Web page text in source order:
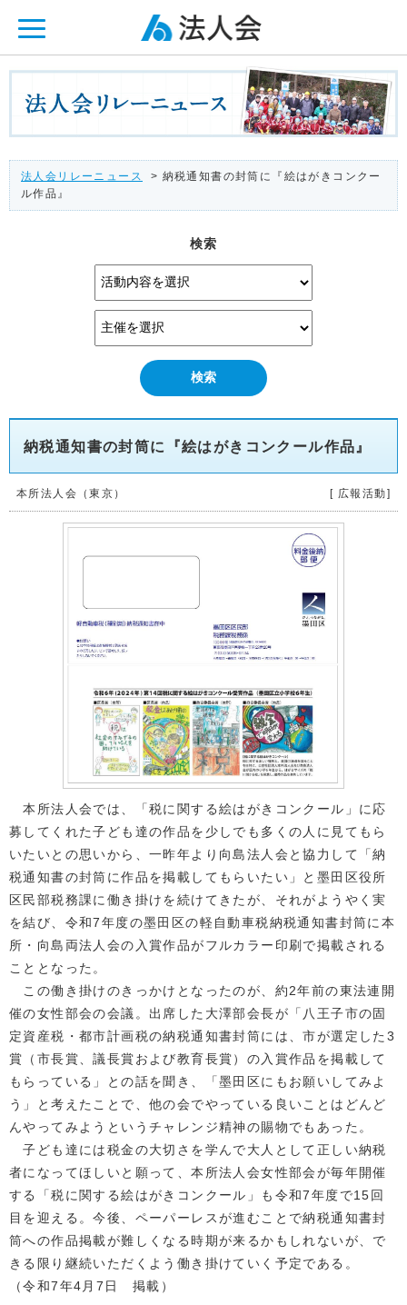
法人会リレーニュース
> 納税通知書の封筒に『絵はがきコンクー
ル作品』
検索
納税通知書の封筒に『絵はがきコンクール作品』
本所法人会（東京） [ 広報活動]
本所法人会では、「税に関する絵はがきコンクール」に応
募してくれた子ども達の作品を少しでも多くの人に見てもら
いたいとの思いから、一昨年より向島法人会と協力して「納
税通知書の封筒に作品を掲載してもらいたい」と墨田区役所
区民部税務課に働き掛けを続けてきたが、それがようやく実
を結び、令和7年度の墨田区の軽自動車税納税通知書封筒に本
所・向島両法人会の入賞作品がフルカラー印刷で掲載される
こととなった。
この働き掛けのきっかけとなったのが、約2年前の東法連開
催の女性部会の会議。出席した大澤部会長が「八王子市の固
定資産税・都市計画税の納税通知書封筒には、市が選定した3
賞（市長賞、議長賞および教育長賞）の入賞作品を掲載して
もらっている」との話を聞き、「墨田区にもお願いしてみよ
う」と考えたことで、他の会でやっている良いことはどんど
んやってみようというチャレンジ精神の賜物でもあった。
子ども達には税金の大切さを学んで大人として正しい納税
者になってほしいと願って、本所法人会女性部会が毎年開催
する「税に関する絵はがきコンクール」も令和7年度で15回
目を迎える。今後、ペーパーレスが進むことで納税通知書封
筒への作品掲載が難しくなる時期が来るかもしれないが、で
きる限り継続いただくよう働き掛けていく予定である。
（令和7年4月7日 掲載）